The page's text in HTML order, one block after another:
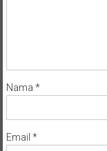
Nama *
Email *